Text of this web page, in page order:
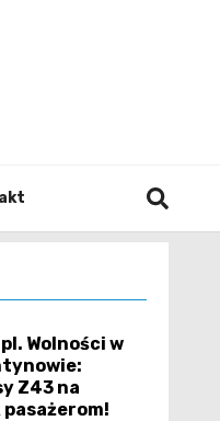
Wolności w
Z43 na